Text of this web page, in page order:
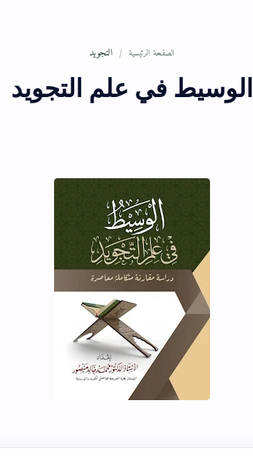
الصفحة الرئيسية التجويد
الوسيط في علم التجويد